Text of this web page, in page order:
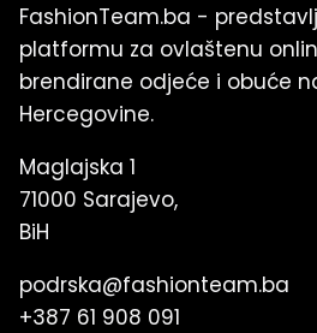
FashionTeam.ba -
platformu za ovlaštenu
brendirane odjeće i obuće
Hercegovine.
Maglajska 1
71000 Sarajevo,
BiH
podrska@fashionteam.ba
+387 61 908 091